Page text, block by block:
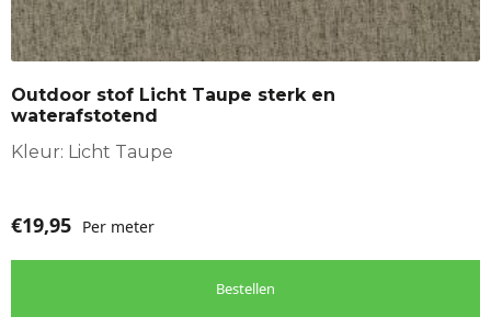
Outdoor stof Licht Taupe sterk en
waterafstotend
Kleur: Licht Taupe
€19,95 Per meter
Bestellen